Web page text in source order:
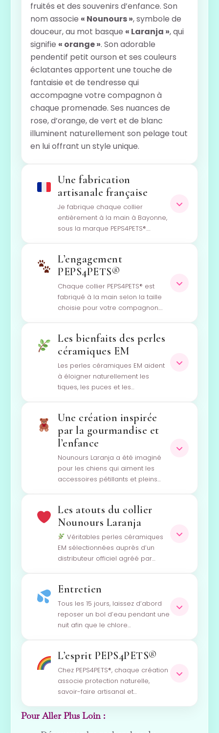
fruités et des souvenirs d’enfance. Son
nom associe « Nounours », symbole de
douceur, au mot basque « Laranja », qui
signifie « orange ». Son adorable
pendentif petit ourson et ses couleurs
éclatantes apportent une touche de
fantaisie et de tendresse qui
accompagne votre compagnon à
chaque promenade. Ses nuances de
rose, d’orange, de vert et de blanc
illuminent naturellement son pelage tout
en lui offrant un style unique.
Une fabrication
artisanale française
Je fabrique chaque collier
entièrement à la main à Bayonne,
sous la marque PEPS4PETS®.…
L’engagement
PEPS4PETS®
Chaque collier PEPS4PETS® est
fabriqué à la main selon la taille
choisie pour votre compagnon.…
Les bienfaits des perles
céramiques EM
Les perles céramiques EM aident
à éloigner naturellement les
tiques, les puces et les…
Une création inspirée
par la gourmandise et
l’enfance
Nounours Laranja a été imaginé
pour les chiens qui aiment les
accessoires pétillants et pleins…
Les atouts du collier
Nounours Laranja
Véritables perles céramiques
EM sélectionnées auprès d’un
distributeur officiel agréé par…
Entretien
Tous les 15 jours, laissez d’abord
reposer un bol d’eau pendant une
nuit afin que le chlore…
L’esprit PEPS4PETS®
Chez PEPS4PETS®, chaque création
associe protection naturelle,
savoir-faire artisanal et…
Pour Aller Plus Loin :